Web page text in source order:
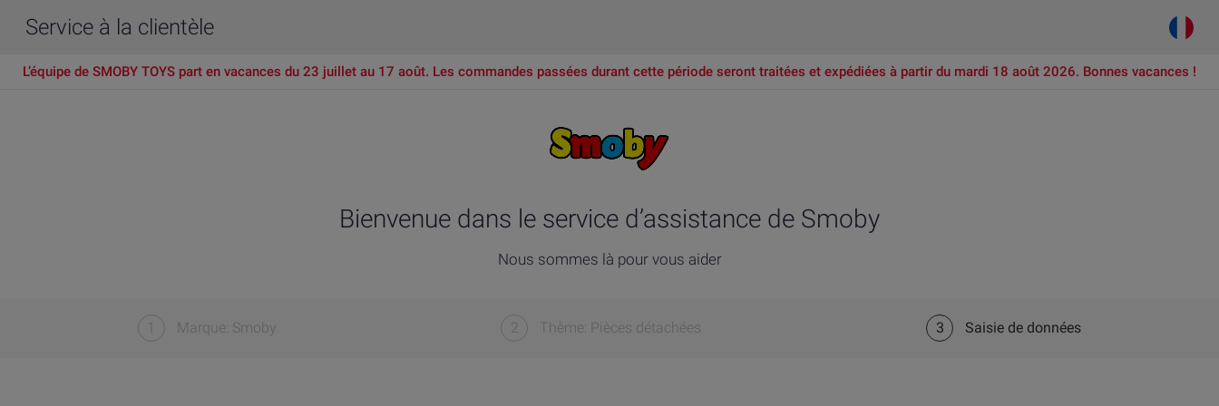
Service à la clientèle
L’équipe de SMOBY TOYS part en vacances du 23 juillet au 17 août. Les commandes passées durant cette période seront traitées et expédiées à partir du mardi 18 août 2026. Bonnes vacances !
Bienvenue dans le service d’assistance de Smoby
Nous sommes là pour vous aider
1 Marque: Smoby 2 Thème: Pièces détachées 3 Saisie de données